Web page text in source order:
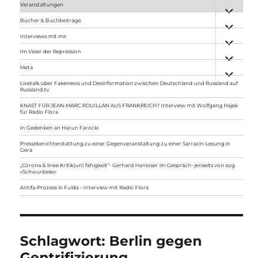
Veranstaltungen
anzeigen
Bücher & Buchbeiträge
anzeigen
Interviews mit mir
anzeigen
Im Visier der Repression
anzeigen
Meta
anzeigen
Livetalk über Fakenews und Desinformation zwischen Deutschland und Russland auf
Russland.tv
KNAST FÜR JEAN-MARC ROUILLAN AUS FRANKREICH? Interview mit Wolfgang Hajek
für Radio Flora
In Gedenken an Harun Farocki
Presseberichterstattung zu einer Gegenveranstaltung zu einer Sarrazin-Lesung in
Gera
„Corona & linke Kritik(un) fähigkeit“- Gerhard Hanloser im Gespräch- jenseits von sog.
»Schwurbelei«
Antifa-Prozess in Fulda – Interview mit Radio Flora
Schlagwort: Berlin gegen